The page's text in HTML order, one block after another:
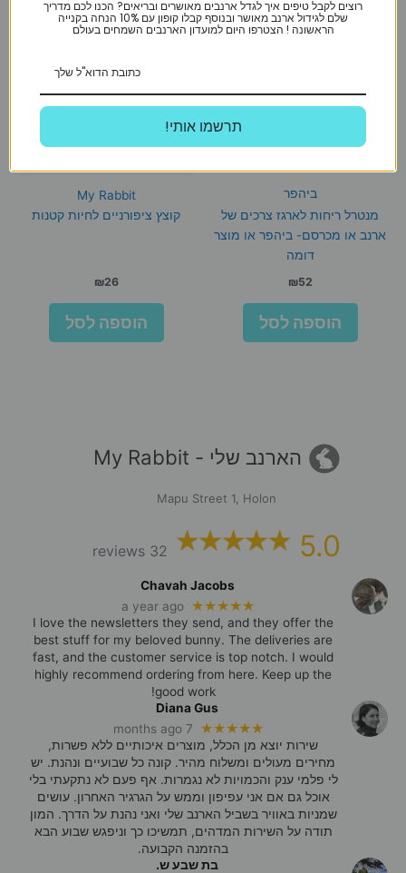
ביהפר
מנטרל ריחות לארגז צרכים של
ארנב או מכרסם- ביהפר או מוצר
דומה
₪52
הוספה לסל
My Rabbit
קוצץ ציפורניים לחיות קטנות
₪26
הוספה לסל
הארנב שלי - My Rabbit
Mapu Street 1, Holon
5.0
32 reviews
Chavah Jacobs
★★★★★
a year ago
I love the newsletters they send, and they offer the
best stuff for my beloved bunny. The deliveries are
fast, and the customer service is top notch. I would
highly recommend ordering from here. Keep up the
good work!
Diana Gus
★★★★★
7 months ago
שירות יוצא מן הכלל, מוצרים איכותיים ללא פשרות,
מחירים מעולים ומשלוח מהיר. קונה כל שבועיים ונהנת. יש
לי פלמי ענק והכמויות לא נגמרות. אף פעם לא נתקעתי בלי
אוכל גם אם אני עפיפון וממש על הגרגיר האחרון. עושים
שמניות באוויר בשביל הארנב שלי ואני נהנת על הדרך. המון
תודה על השירות המדהים, תמשיכו כך וניפגש שבוע הבא
בהזמנה הקבועה.
בת שבע ש.
רוצים לקבל טיפים איך לגדל ארנבים מאושרים ובריאים? הכנו לכם מדריך
שלם לגידול ארנב מאושר ובנוסף קבלו קופון עם 10% הנחה בקנייה
הראשונה ! הצטרפו היום למועדון הארנבים השמחים בעולם
!תרשמו אותי